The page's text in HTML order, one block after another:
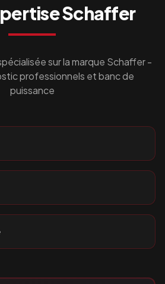
Schaffer
sur la marque Schaffer-
professionnels et banc de
puissance